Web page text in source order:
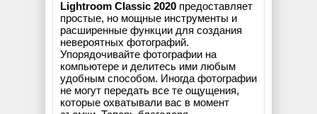
Lightroom Classic 2020 предоставляет
простые, но мощные инструменты и
расширенные функции для создания
невероятных фотографий.
Упорядочивайте фотографии на
компьютере и делитесь ими любым
удобным способом. Иногда фотографии
не могут передать все те ощущения,
которые охватывали вас в момент